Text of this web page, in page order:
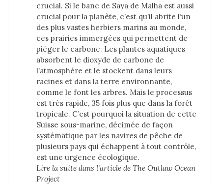
crucial. Si le banc de Saya de Malha est aussi
crucial pour la planète, c’est qu’il abrite l’un
des plus vastes herbiers marins au monde,
ces prairies immergées qui permettent de
piéger le carbone. Les plantes aquatiques
absorbent le dioxyde de carbone de
l’atmosphère et le stockent dans leurs
racines et dans la terre environnante,
comme le font les arbres. Mais le processus
est très rapide, 35 fois plus que dans la forêt
tropicale. C’est pourquoi la situation de cette
Suisse sous-marine, décimée de façon
systématique par les navires de pêche de
plusieurs pays qui échappent à tout contrôle,
est une urgence écologique.
Lire la suite dans l'article de The Outlaw Ocean
Project